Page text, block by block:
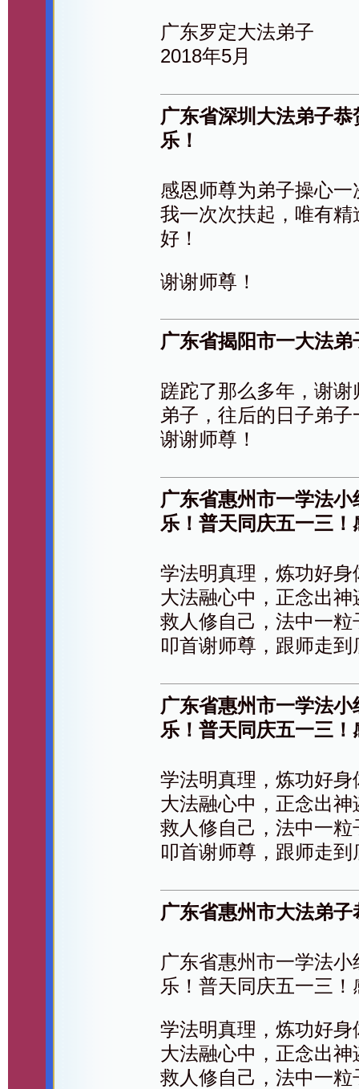
广东罗定大法弟子
2018年5月
广东省深圳大法弟子
乐！
感恩师尊为弟子操心
我一次次扶起，唯有
好！
谢谢师尊！
广东省揭阳市一大法
蹉跎了那么多年，谢
弟子，往后的日子弟
谢谢师尊！
广东省惠州市一学法
乐！普天同庆五一三
学法明真理，炼功好身
大法融心中，正念出神
救人修自己，法中一粒
叩首谢师尊，跟师走到
广东省惠州市一学法
乐！普天同庆五一三
学法明真理，炼功好身
大法融心中，正念出神
救人修自己，法中一粒
叩首谢师尊，跟师走到
广东省惠州市大法弟
广东省惠州市一学法
乐！普天同庆五一三
学法明真理，炼功好身
大法融心中，正念出神
救人修自己，法中一粒